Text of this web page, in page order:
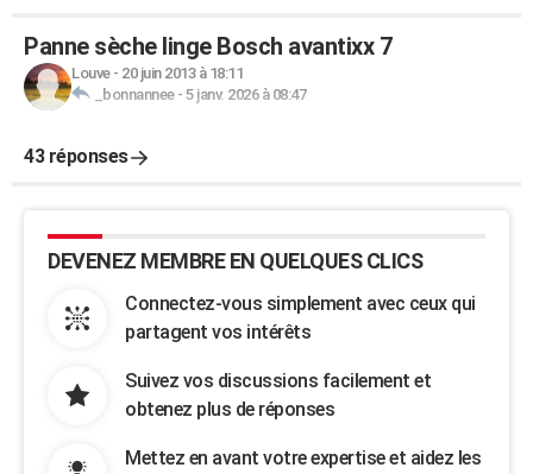
Panne sèche linge Bosch avantixx 7
Louve- 20 juin 2013 à 18:11
_bonnannee- 5 janv. 2026 à 08:47
43 réponses
DEVENEZ MEMBRE EN QUELQUES CLICS
Connectez-vous simplement avec ceux qui
partagent vos intérêts
Suivez vos discussions facilement et
obtenez plus de réponses
Mettez en avant votre expertise et aidez les